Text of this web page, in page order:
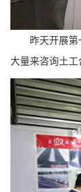
昨天开展第一
大量来咨询土工